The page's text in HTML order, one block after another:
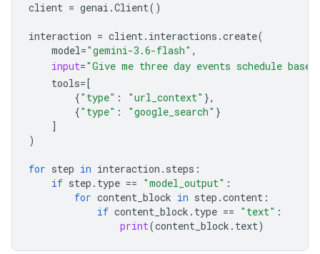
client = genai .Client()
interaction = client. interactions .create(
model="gemini-3.6-flash" ,
input="Give me three day events schedule
tools=[
{"type" : "url_context" },
{"type" : "google_search" }
]
)
for step in interaction . steps :
if step . type == "model_output" :
for content_block in step .content :
if content_block . type == "text" :
print(content_block . text)